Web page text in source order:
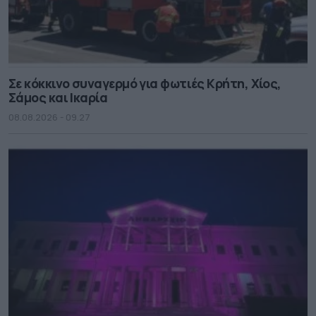
Σε κόκκινο συναγερμό για φωτιές Κρήτη, Χίος,
Σάμος και Ικαρία
08.08.2026 - 09.27